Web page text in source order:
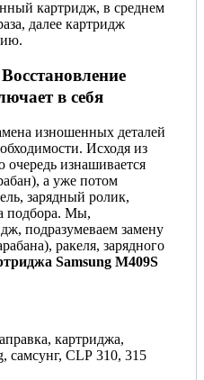
картридж, в среднем
далее картридж
Восстановление
в себя
изношенных деталей
Исходя из
изнашивается
а уже потом
зарядный ролик,
подбора. Мы,
подразумеваем замену
ракеля, зарядного
Samsung M409S
картриджа,
самсунг, CLP 310, 315